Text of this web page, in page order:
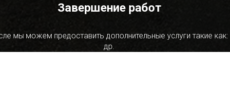
Завершение работ
мы можем предоставить дополнительные услуги такие
др.